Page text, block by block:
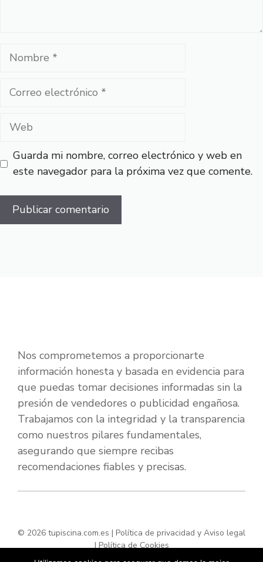
Nombre
Correo
Web
Guarda mi nombre, correo electrónico y web en
este navegador para la próxima vez que comente.
Nos comprometemos a proporcionarte
información honesta y basada en evidencia para
que puedas tomar decisiones informadas sin la
presión de vendedores o publicidad engañosa.
Trabajamos con la integridad y la transparencia
como nuestros pilares fundamentales,
asegurando que siempre recibas
recomendaciones fiables y precisas.
© 2026 tupiscina.com.es | Política de privacidad y Aviso legal
|Política de Cookies